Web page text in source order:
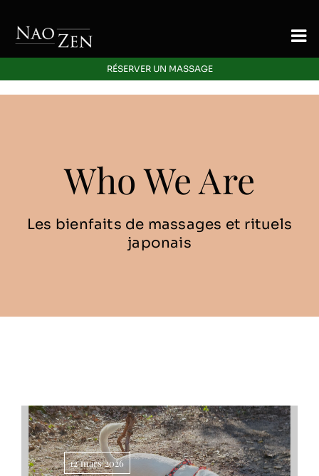
content
RÉSERVER UN MASSAGE
Who We Are
Les bienfaits de massages et rituels
japonais
12 mars 2026